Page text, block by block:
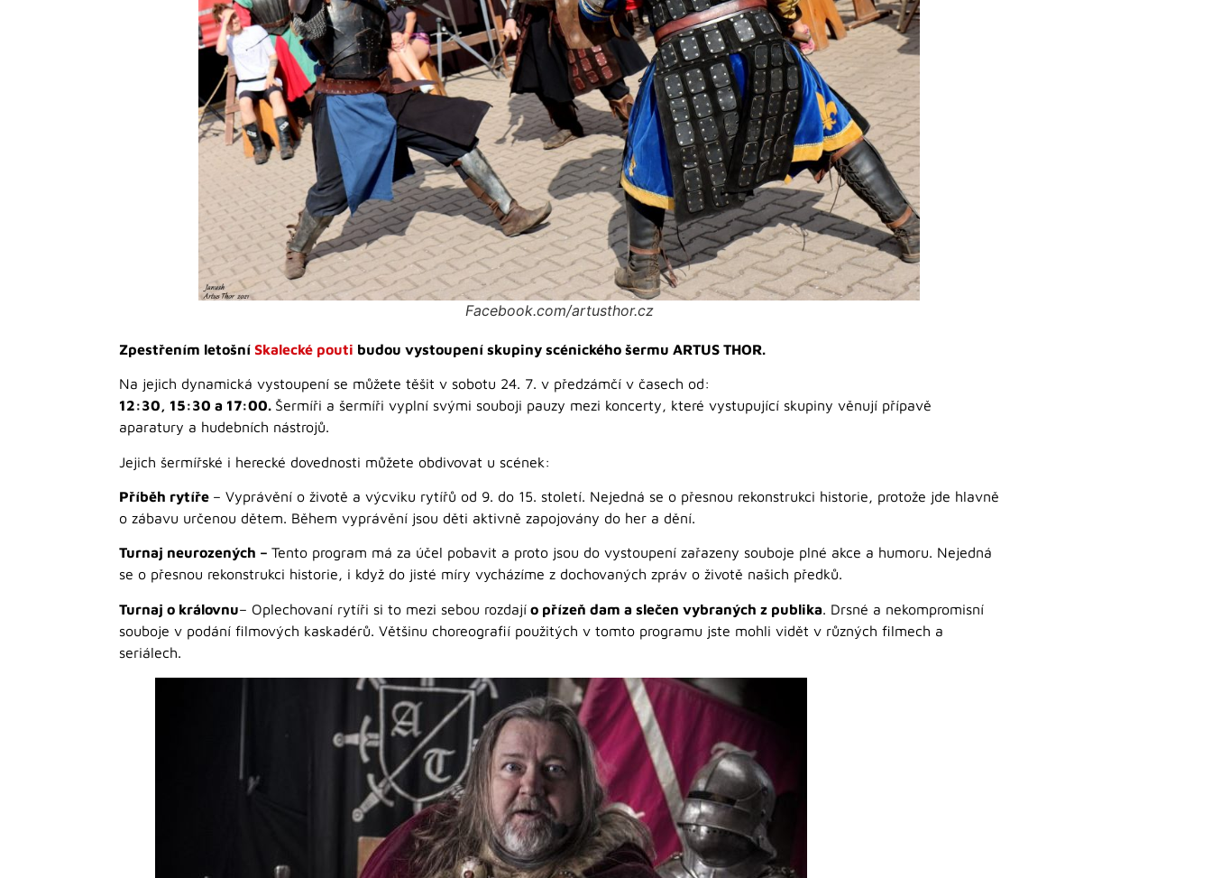
Facebook.com/artusthor.cz
Zpestřením letošní Skalecké pouti budou vystoupení skupiny scénického šermu ARTUS THOR.
Na jejich dynamická vystoupení se můžete těšit v sobotu 24. 7. v předzámčí v časech od:
12:30, 15:30 a 17:00. Šermíři a šermíři vyplní svými souboji pauzy mezi koncerty, které vystupující skupiny věnují přípavě
aparatury a hudebních nástrojů.
Jejich šermířské i herecké dovednosti můžete obdivovat u scének:
Příběh rytíře – Vyprávění o životě a výcviku rytířů od 9. do 15. století. Nejedná se o přesnou rekonstrukci historie, protože jde hlavně
o zábavu určenou dětem. Během vyprávění jsou děti aktivně zapojovány do her a dění.
Turnaj neurozených – Tento program má za účel pobavit a proto jsou do vystoupení zařazeny souboje plné akce a humoru. Nejedná
se o přesnou rekonstrukci historie, i když do jisté míry vycházíme z dochovaných zpráv o životě našich předků.
Turnaj o královnu– Oplechovaní rytíři si to mezi sebou rozdají o přízeň dam a slečen vybraných z publika. Drsné a nekompromisní
souboje v podání filmových kaskadérů. Většinu choreografií použitých v tomto programu jste mohli vidět v různých filmech a
seriálech.